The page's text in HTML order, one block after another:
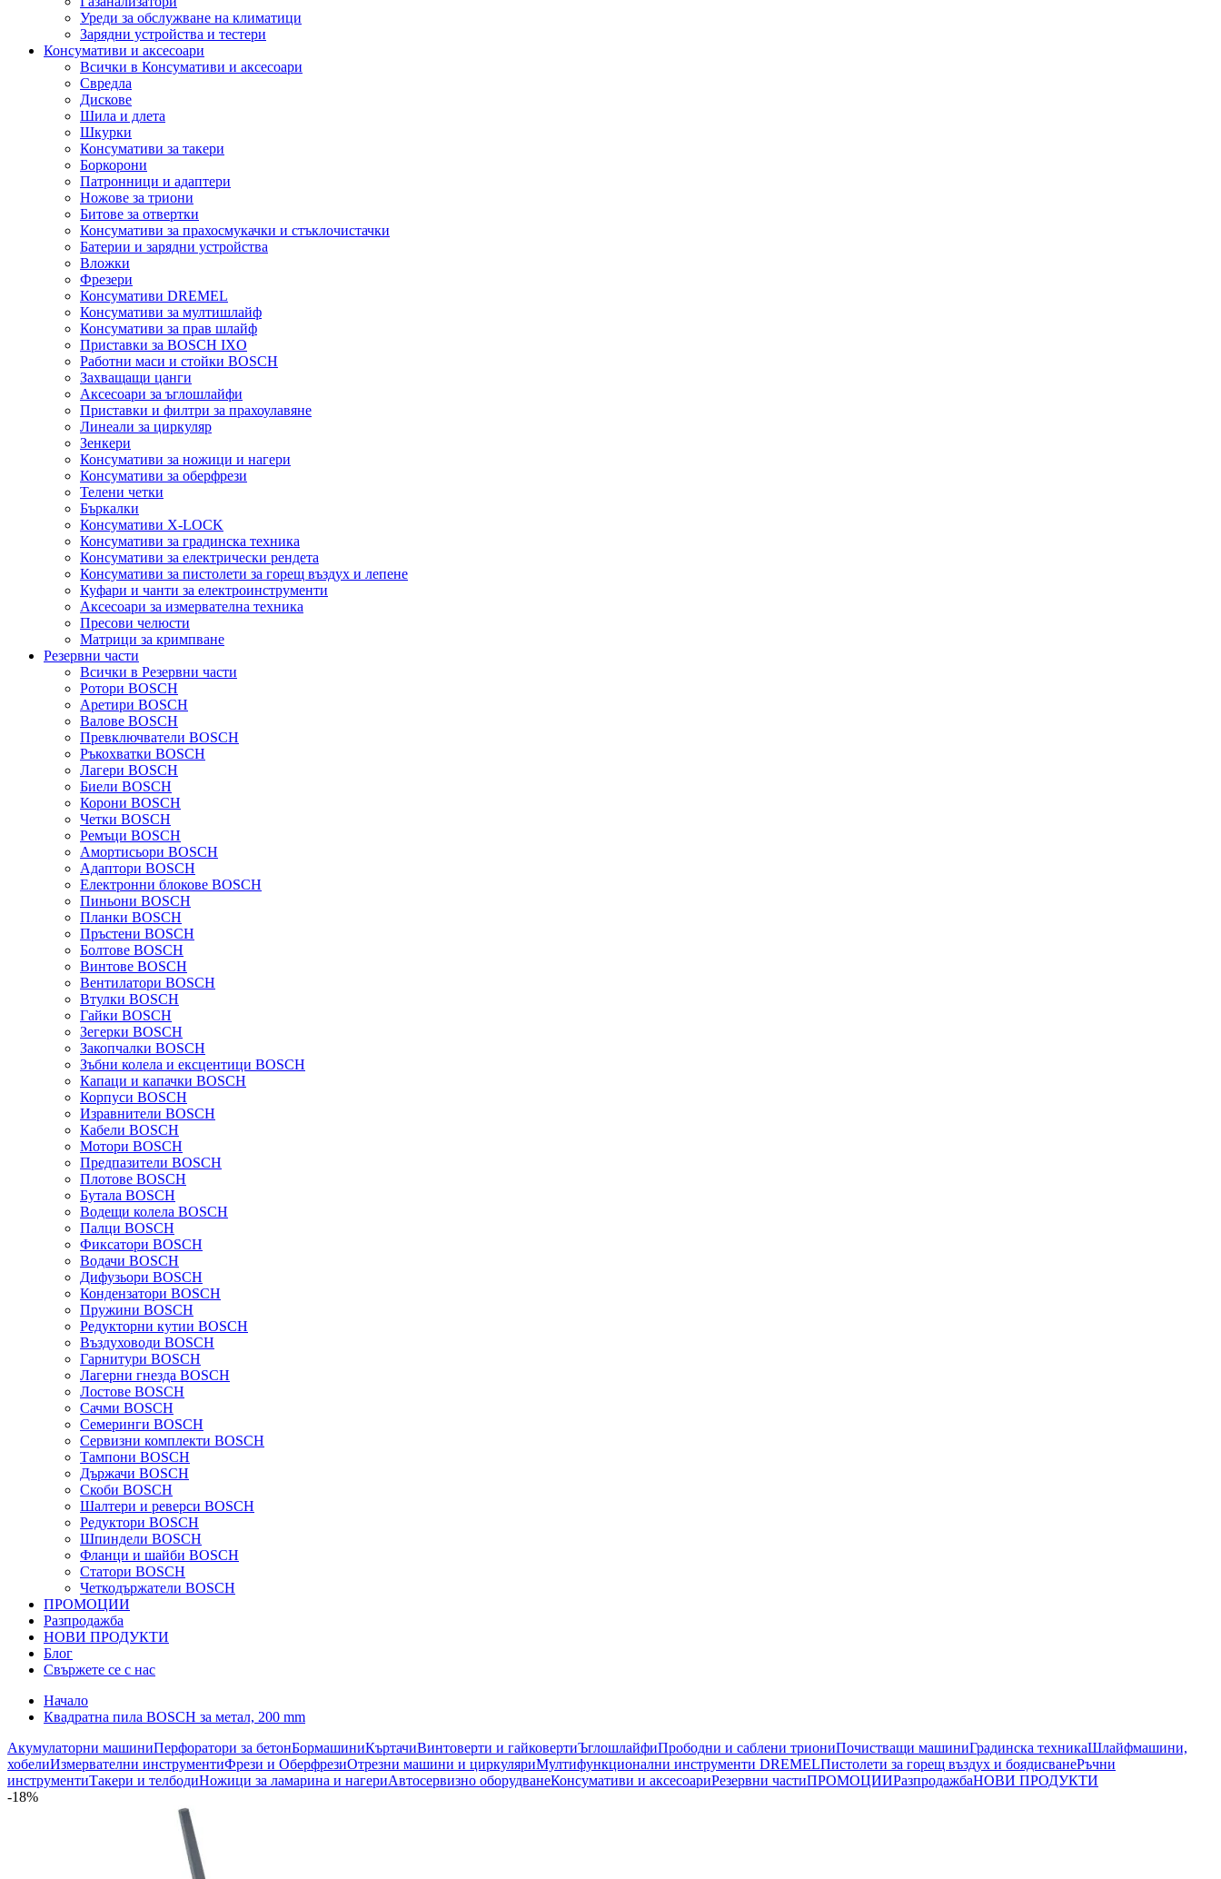
Уреди за обслужване на климатици
Зарядни устройства и тестери
Консумативи и аксесоари
Всички в Консумативи и аксесоари
Свредла
Дискове
Шила и длета
Шкурки
Консумативи за такери
Боркорони
Патронници и адаптери
Ножове за триони
Битове за отвертки
Консумативи за прахосмукачки и стъклочистачки
Батерии и зарядни устройства
Вложки
Фрезери
Консумативи DREMEL
Консумативи за мултишлайф
Консумативи за прав шлайф
Приставки за BOSCH IXO
Работни маси и стойки BOSCH
Захващащи цанги
Аксесоари за ъглошлайфи
Приставки и филтри за прахоулавяне
Линеали за циркуляр
Зенкери
Консумативи за ножици и нагери
Консумативи за оберфрези
Телени четки
Бъркалки
Консумативи X-LOCK
Консумативи за градинска техника
Консумативи за електрически рендета
Консумативи за пистолети за горещ въздух и лепене
Куфари и чанти за електроинструменти
Аксесоари за измервателна техника
Пресови челюсти
Матрици за кримпване
Резервни части
Всички в Резервни части
Ротори BOSCH
Аретири BOSCH
Валове BOSCH
Превключватели BOSCH
Ръкохватки BOSCH
Лагери BOSCH
Биели BOSCH
Корони BOSCH
Четки BOSCH
Ремъци BOSCH
Амортисьори BOSCH
Адаптори BOSCH
Електронни блокове BOSCH
Пиньони BOSCH
Планки BOSCH
Пръстени BOSCH
Болтове BOSCH
Винтове BOSCH
Вентилатори BOSCH
Втулки BOSCH
Гайки BOSCH
Зегерки BOSCH
Закопчалки BOSCH
Зъбни колела и ексцентици BOSCH
Капаци и капачки BOSCH
Корпуси BOSCH
Изравнители BOSCH
Кабели BOSCH
Мотори BOSCH
Предпазители BOSCH
Плотове BOSCH
Бутала BOSCH
Водещи колела BOSCH
Палци BOSCH
Фиксатори BOSCH
Водачи BOSCH
Дифузьори BOSCH
Кондензатори BOSCH
Пружини BOSCH
Редукторни кутии BOSCH
Въздуховоди BOSCH
Гарнитури BOSCH
Лагерни гнезда BOSCH
Лостове BOSCH
Сачми BOSCH
Семеринги BOSCH
Сервизни комплекти BOSCH
Тампони BOSCH
Държачи BOSCH
Скоби BOSCH
Шалтери и реверси BOSCH
Редуктори BOSCH
Шпиндели BOSCH
Фланци и шайби BOSCH
Статори BOSCH
Четкодържатели BOSCH
ПРОМОЦИИ
Разпродажба
НОВИ ПРОДУКТИ
Блог
Свържете се с нас
Начало
Квадратна пила BOSCH за метал, 200 mm
Акумулаторни машиниПерфоратори за бетонБормашиниКъртачиВинтоверти и гайковертиЪглошлайфиПрободни и саблени триониПочистващи машиниГрадинска техникаШлайфмашини,
хобелиИзмервателни инструментиФрези и ОберфрезиОтрезни машини и циркуляриМултифункционални инструменти DREMELПистолети за горещ въздух и боядисванеРъчни
инструментиТакери и телбодиНожици за ламарина и нагериАвтосервизно оборудванеКонсумативи и аксесоариРезервни частиПРОМОЦИИРазпродажбаНОВИ ПРОДУКТИ
-18%